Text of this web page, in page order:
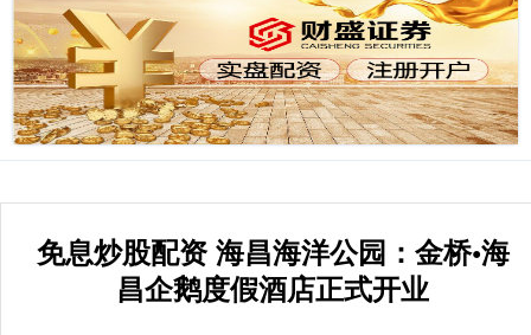
免息炒股配资 海昌海洋公园：金桥•海
昌企鹅度假酒店正式开业